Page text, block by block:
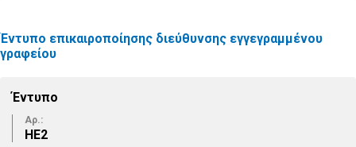
Έντυπο επικαιροποίησης διεύθυνσης εγγεγραμμένου
γραφείου
Έντυπο
Αρ.:
ΗΕ2